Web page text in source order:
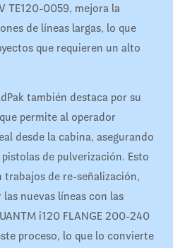
TE120-0059, mejora la
de líneas largas, lo que
que requieren un alto
también destaca por su
permite al operador
desde la cabina, asegurando
de pulverización. Esto
trabajos de re-señalización,
nuevas líneas con las
i120 FLANGE 200-240
proceso, lo que lo convierte